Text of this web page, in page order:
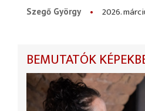
Szegő György
2026.
BEMUTATÓK